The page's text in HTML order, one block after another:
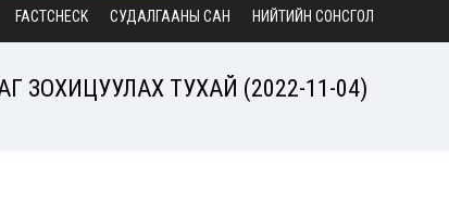
FACTCHECK СУДАЛГААНЫ САН НИЙТИЙН СОНСГОЛ
ЗОХИЦУУЛАХ ТУХАЙ (2022-11-04)